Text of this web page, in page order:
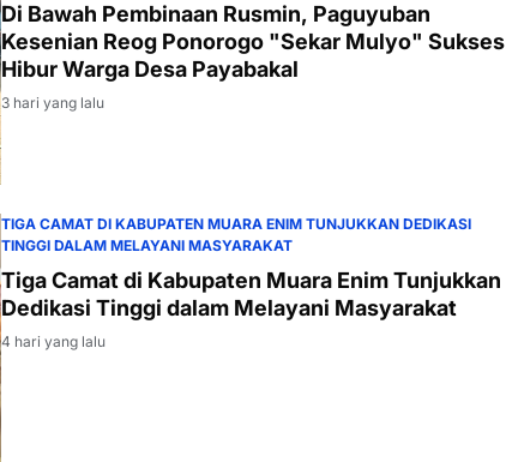
Di Bawah Pembinaan Rusmin, Paguyuban
Kesenian Reog Ponorogo "Sekar Mulyo" Sukses
Hibur Warga Desa Payabakal
3 hari yang lalu
TIGA CAMAT DI KABUPATEN MUARA ENIM TUNJUKKAN DEDIKASI
TINGGI DALAM MELAYANI MASYARAKAT
Tiga Camat di Kabupaten Muara Enim Tunjukkan
Dedikasi Tinggi dalam Melayani Masyarakat
4 hari yang lalu